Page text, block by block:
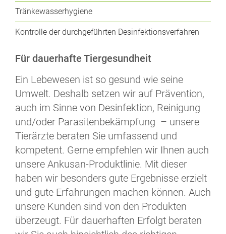
Tränkewasserhygiene
Kontrolle der durchgeführten Desinfektionsverfahren
Für dauerhafte Tiergesundheit
Ein Lebewesen ist so gesund wie seine
Umwelt. Deshalb setzen wir auf Prävention,
auch im Sinne von Desinfektion, Reinigung
und/oder Parasitenbekämpfung – unsere
Tierärzte beraten Sie umfassend und
kompetent. Gerne empfehlen wir Ihnen auch
unsere Ankusan-Produktlinie. Mit dieser
haben wir besonders gute Ergebnisse erzielt
und gute Erfahrungen machen können. Auch
unsere Kunden sind von den Produkten
überzeugt. Für dauerhaften Erfolgt beraten